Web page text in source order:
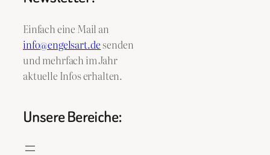
Einfach eine Mail an
info@engelsart.desenden
und mehrfach im Jahr
aktuelle Infos erhalten.
Unsere Bereiche: